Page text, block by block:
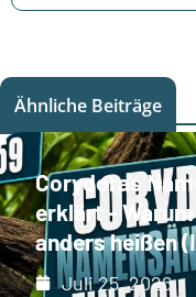
Ähnliche Beiträge
Corydoras
erklärt -
anders heißen
Juli 25, 2026